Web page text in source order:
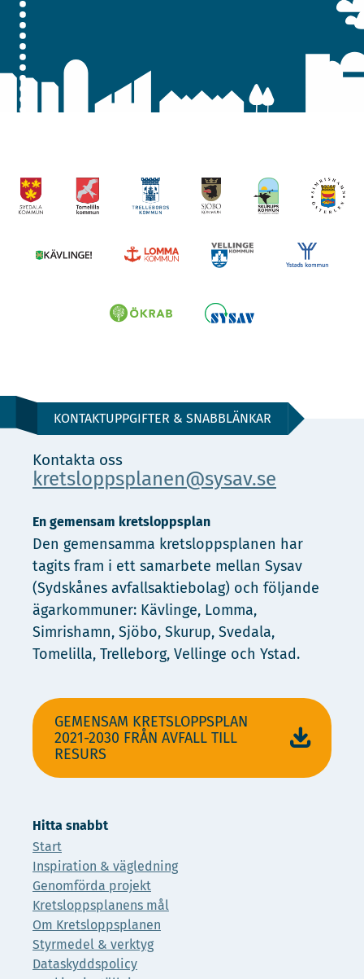
KONTAKTUPPGIFTER & SNABBLÄNKAR
Kontakta oss
kretsloppsplanen@sysav.se
En gemensam kretsloppsplan
Den gemensamma kretsloppsplanen har
tagits fram i ett samarbete mellan Sysav
(Sydskånes avfallsaktiebolag) och följande
ägarkommuner: Kävlinge, Lomma,
Simrishamn, Sjöbo, Skurup, Svedala,
Tomelilla, Trelleborg, Vellinge och Ystad.
GEMENSAM KRETSLOPPSPLAN
2021-2030 FRÅN AVFALL TILL
RESURS
Hitta snabbt
Start
Inspiration & vägledning
Genomförda projekt
Kretsloppsplanens mål
Om Kretsloppsplanen
Styrmedel & verktyg
Dataskyddspolicy